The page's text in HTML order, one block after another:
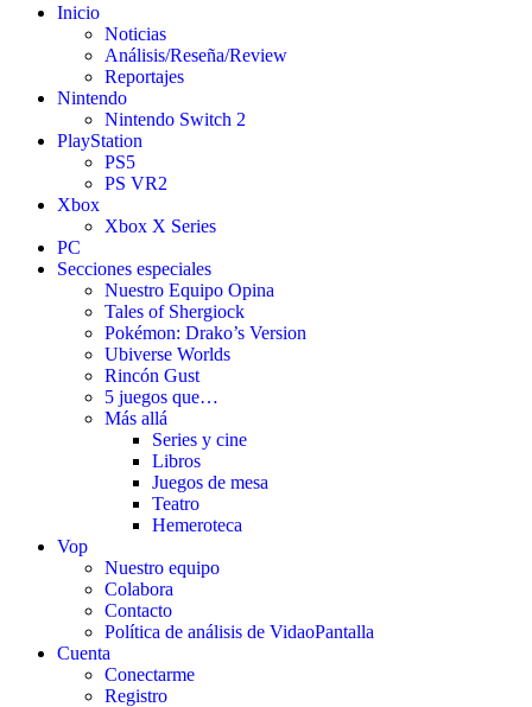
Inicio
Noticias
Análisis/Reseña/Review
Reportajes
Nintendo
Nintendo Switch 2
PlayStation
PS5
PS VR2
Xbox
Xbox X Series
PC
Secciones especiales
Nuestro Equipo Opina
Tales of Shergiock
Pokémon: Drako’s Version
Ubiverse Worlds
Rincón Gust
5 juegos que…
Más allá
Series y cine
Libros
Juegos de mesa
Teatro
Hemeroteca
Vop
Nuestro equipo
Colabora
Contacto
Política de análisis de VidaoPantalla
Cuenta
Conectarme
Registro